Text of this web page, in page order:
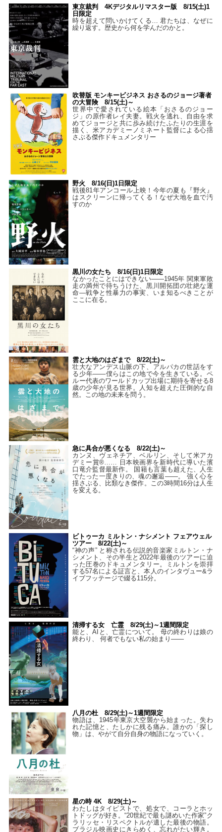
東京裁判 4Kデジタルリマスター版 8/15(土)1
日限定
時を超えて問いかけてくる… 君たちは、なぜに
繰り返す。歴史から何を学んだのかと。
吹替版 モンキービジネス おさるのジョージ著者
の大冒険 8/15(土)～
世界中で愛されている絵本「おさるのジョー
ジ」の原作者レイ夫妻。戦火を逃れ、自由を求
めてジョージと共に歩み続けたふたりの生涯を
描く、米アカデミーノミネート監督による心揺
さぶる傑作ドキュメンタリー
野火 8/16(日)1日限定
戦後81年アンコール上映！今年の夏も『野火』
はスクリーンに帰ってくる！なぜ大地を血で汚
すのか
黒川の女たち 8/16(日)1日限定
なかったことにはできない——1945年 関東軍敗
走の満州で待ちうけた、黒川開拓団の壮絶な運
命―戦争と性暴力の事実、いま知るべきことが
ここに在る。
雲と大地のはざまで 8/22(土)～
壮大なアンデス山脈の下、アルパカの世話をす
る少年――僕らはこの地で今を生きている。ペ
ルー代表のワールドカップ出場に期待を寄せる8
歳の少年が見る世界。人知を超えた圧倒的な自
然。この地の未来を問う。
急に具合が悪くなる 8/22(土)～
カンヌ、ヴェネチア、ベルリン、そして米アカ
デミー賞®…… 日本映画界を新時代に導いた濱
口竜介監督最新作。 国籍も言葉も超えた、人生
でたった一度きりの、魂の邂逅――。 強く心を
揺さぶる、比類なき傑作。この3時間16分は人生
を変える。
ビトゥーカ ミルトン・ナシメント フェアウェル
ツアー 8/22(土)～
“神の声” と称される伝説的音楽家ミルトン・ナ
シメント、その半生と2022年最後のツアーに迫
った圧巻のドキュメンタリー。ミルトンを崇拝
する57名による証言と、本人のインタヴュー&ラ
イブフッテージで綴る115分。
清掃する女 亡霊 8/29(土)～1週間限定
能と、AIと、亡霊について。 母の終わりは娘の
終わり、 何者でもない私の始まり――
八月の杜 8/29(土)～1週間限定
物語は、1945年東京大空襲から始まった。失わ
れた記憶と、たしかに残る痛み。誰かの「探し
物」は、やがて自分自身の物語になっていく。
星の時 4K 8/29(土)～
わたしはタイピストで、処⼥で、コーラとホッ
トドッグが好き。“20世紀で最も謎めいた作家”ク
ラリッセ・リスペクトルが遺した最後の物語。
ブラジル映画史にきらめく、忘れがたい輝き。